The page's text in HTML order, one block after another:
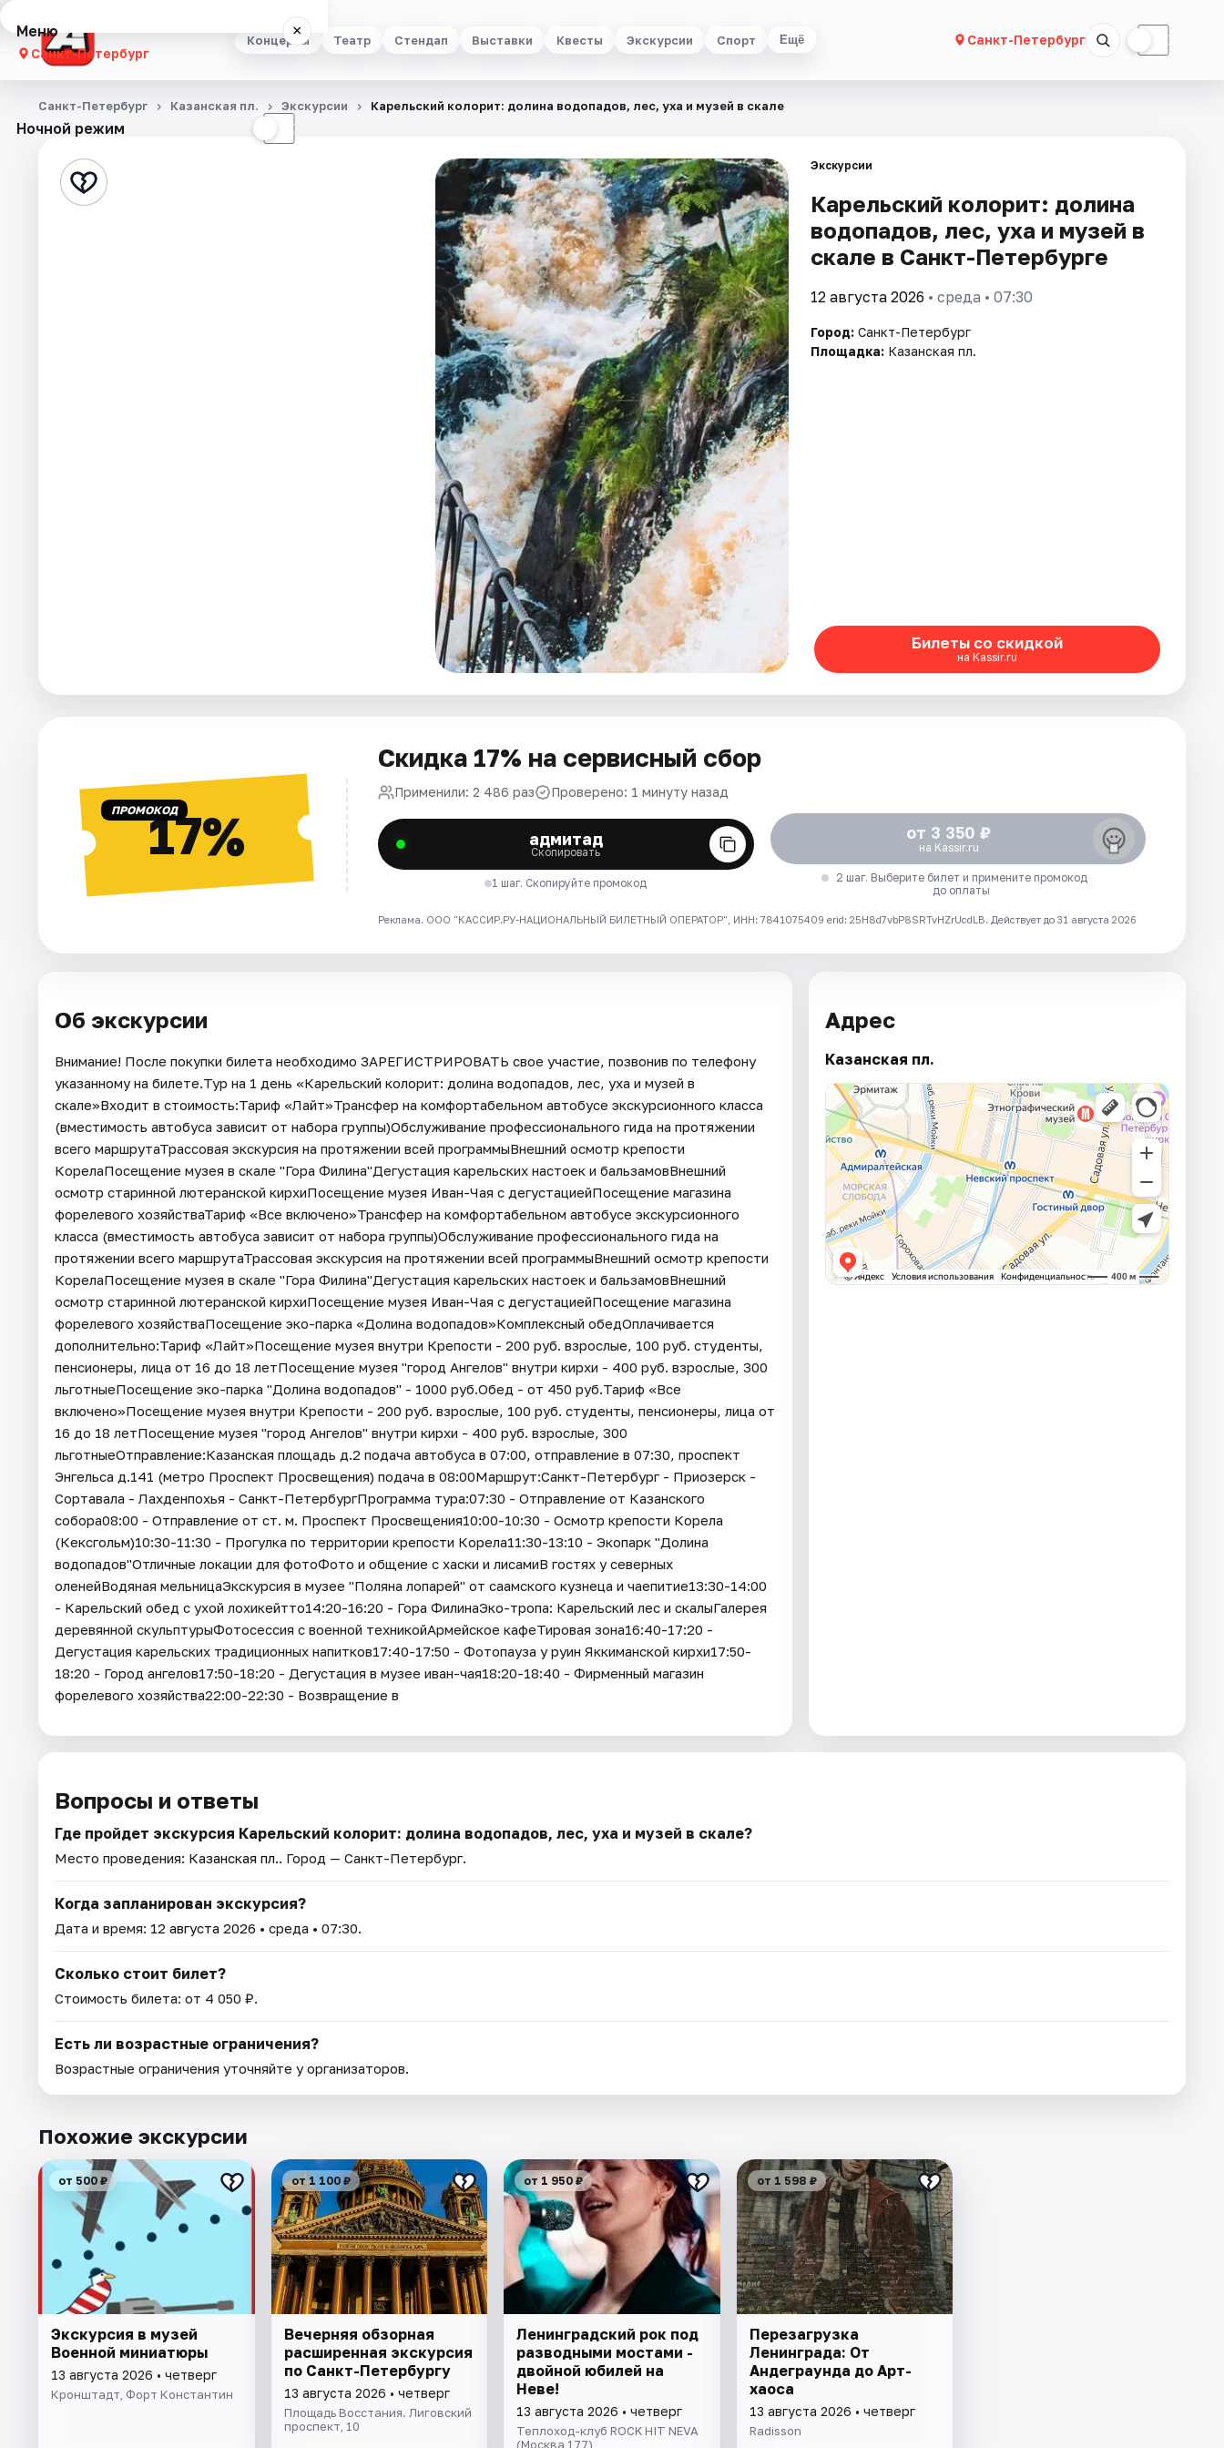
Концерты Театр Стендап Выставки Квесты Экскурсии Спорт Ещё Санкт-Петербург ☾
Меню ×
Санкт-Петербург
Концерты
Стендап
Ночной режим ☾
Санкт-Петербург Казанская пл. Экскурсии Карельский колорит: долина водопадов, лес, уха и музей в скале
Экскурсии
Карельский колорит: долина
водопадов, лес, уха и музей в
скале в Санкт-Петербурге
12 августа 2026 • среда • 07:30
Город: Санкт-Петербург
Площадка: Казанская пл.
Билеты со скидкой
на Kassir.ru
ПРОМОКОД17%
Скидка 17% на сервисный сбор
Применили: 2 486 раз Проверено: 1 минуту назад
адмитад
Скопировать
1 шаг. Скопируйте промокод
от 3 350 ₽
на Kassir.ru
2 шаг. Выберите билет и примените промокод
до оплаты
Реклама. ООО "КАССИР.РУ-НАЦИОНАЛЬНЫЙ БИЛЕТНЫЙ ОПЕРАТОР", ИНН: 7841075409 erid: 25H8d7vbP8SRTvHZrUcdLB. Действует до 31 августа 2026
Об экскурсии
Внимание! После покупки билета необходимо ЗАРЕГИСТРИРОВАТЬ свое участие, позвонив по телефону
указанному на билете.Тур на 1 день «Карельский колорит: долина водопадов, лес, уха и музей в
скале»Входит в стоимость:Тариф «Лайт»Трансфер на комфортабельном автобусе экскурсионного класса
(вместимость автобуса зависит от набора группы)Обслуживание профессионального гида на протяжении
всего маршрутаТрассовая экскурсия на протяжении всей программыВнешний осмотр крепости
КорелаПосещение музея в скале "Гора Филина"Дегустация карельских настоек и бальзамовВнешний
осмотр старинной лютеранской кирхиПосещение музея Иван-Чая с дегустациейПосещение магазина
форелевого хозяйстваТариф «Все включено»Трансфер на комфортабельном автобусе экскурсионного
класса (вместимость автобуса зависит от набора группы)Обслуживание профессионального гида на
протяжении всего маршрутаТрассовая экскурсия на протяжении всей программыВнешний осмотр крепости
КорелаПосещение музея в скале "Гора Филина"Дегустация карельских настоек и бальзамовВнешний
осмотр старинной лютеранской кирхиПосещение музея Иван-Чая с дегустациейПосещение магазина
форелевого хозяйстваПосещение эко-парка «Долина водопадов»Комплексный обедОплачивается
дополнительно:Тариф «Лайт»Посещение музея внутри Крепости - 200 руб. взрослые, 100 руб. студенты,
пенсионеры, лица от 16 до 18 летПосещение музея "город Ангелов" внутри кирхи - 400 руб. взрослые, 300
льготныеПосещение эко-парка "Долина водопадов" - 1000 руб.Обед - от 450 руб.Тариф «Все
включено»Посещение музея внутри Крепости - 200 руб. взрослые, 100 руб. студенты, пенсионеры, лица от
16 до 18 летПосещение музея "город Ангелов" внутри кирхи - 400 руб. взрослые, 300
льготныеОтправление:Казанская площадь д.2 подача автобуса в 07:00, отправление в 07:30, проспект
Энгельса д.141 (метро Проспект Просвещения) подача в 08:00Маршрут:Санкт-Петербург - Приозерск -
Сортавала - Лахденпохья - Санкт-ПетербургПрограмма тура:07:30 - Отправление от Казанского
собора08:00 - Отправление от ст. м. Проспект Просвещения10:00-10:30 - Осмотр крепости Корела
(Кексгольм)10:30-11:30 - Прогулка по территории крепости Корела11:30-13:10 - Экопарк "Долина
водопадов"Отличные локации для фотоФото и общение с хаски и лисамиВ гостях у северных
оленейВодяная мельницаЭкскурсия в музее "Поляна лопарей" от саамского кузнеца и чаепитие13:30-14:00
- Карельский обед с ухой лохикейтто14:20-16:20 - Гора ФилинаЭко-тропа: Карельский лес и скалыГалерея
деревянной скульптурыФотосессия с военной техникойАрмейское кафеТировая зона16:40-17:20 -
Дегустация карельских традиционных напитков17:40-17:50 - Фотопауза у руин Яккиманской кирхи17:50-
18:20 - Город ангелов17:50-18:20 - Дегустация в музее иван-чая18:20-18:40 - Фирменный магазин
форелевого хозяйства22:00-22:30 - Возвращение в
Адрес
Казанская пл.
Вопросы и ответы
Где пройдет экскурсия Карельский колорит: долина водопадов, лес, уха и музей в скале?
Место проведения: Казанская пл.. Город — Санкт-Петербург.
Когда запланирован экскурсия?
Дата и время: 12 августа 2026 • среда • 07:30.
Сколько стоит билет?
Стоимость билета: от 4 050 ₽.
Есть ли возрастные ограничения?
Возрастные ограничения уточняйте у организаторов.
Похожие экскурсии
от 500 ₽
Экскурсия в музей
Военной миниатюры
13 августа 2026 • четверг
Кронштадт, Форт Константин
от 1 100 ₽
Вечерняя обзорная
расширенная экскурсия
по Санкт-Петербургу
13 августа 2026 • четверг
Площадь Восстания. Лиговский
проспект, 10
от 1 950 ₽
Ленинградский рок под
разводными мостами -
двойной юбилей на
Неве!
13 августа 2026 • четверг
Теплоход-клуб ROCK HIT NEVA
(Москва 177)
от 1 598 ₽
Перезагрузка
Ленинграда: От
Андеграунда до Арт-
хаоса
13 августа 2026 • четверг
Radisson